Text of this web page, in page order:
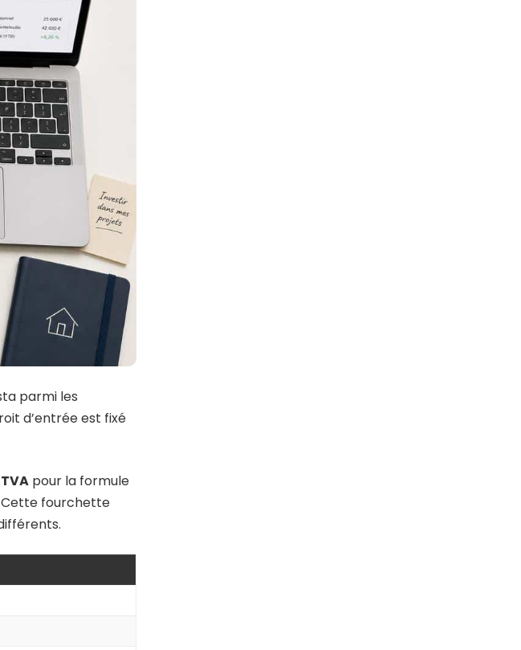
parmi les
d’entrée est fixé
pour la formule
fourchette